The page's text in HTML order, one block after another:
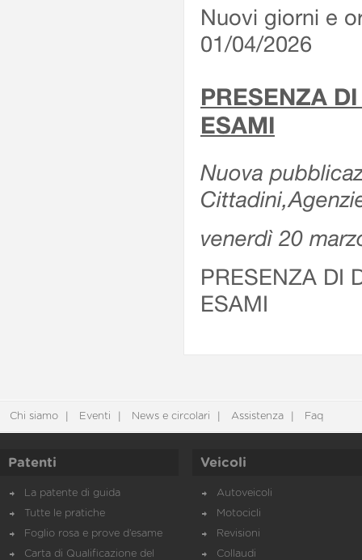
Nuovi giorni e
01/04/2026
PRESENZA
ESAMI
Nuova
venerdì 20
PRESENZA DI
ESAMI
Chi siamo Eventi News e circolari Assistenza Faq
Patenti
La patente di guida
Tutte le pratiche
Foglio rosa e prove d’esame
Carta di Qualificazione del
Veicoli
Autoveicoli
Motocicli
Revisioni
Collaudi